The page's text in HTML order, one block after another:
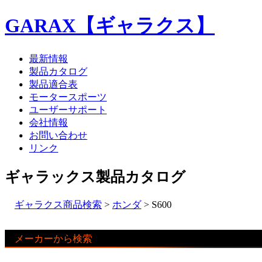
GARAX【ギャラクス】
最新情報
製品カタログ
製品適合表
モータースポーツ
ユーザーサポート
会社情報
お問い合わせ
リンク
ギャラックス製品カタログ
ギャラクス商品検索 > ホンダ> S600
メーカーから検索